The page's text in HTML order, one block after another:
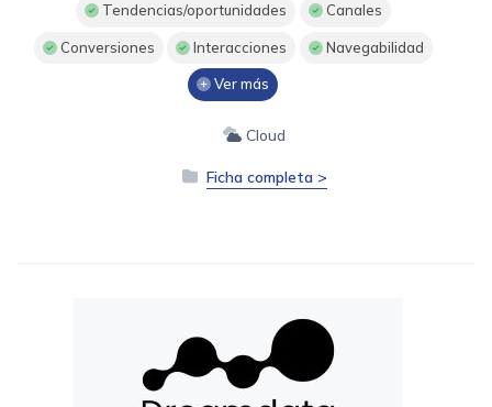
Tendencias/oportunidades Canales
Conversiones Interacciones Navegabilidad
Ver más
Cloud
Ficha completa >